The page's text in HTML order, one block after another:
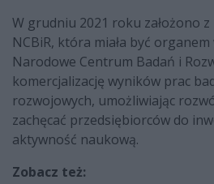
W grudniu 2021 roku założono z
NCBiR, która miała być
Narodowe Centrum Badań i
komercjalizację wyników prac
rozwojowych, umożliwiając
zachęcać przedsiębiorców do
aktywność naukową.
Zobacz też: